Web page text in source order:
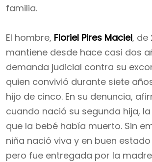
familia.
El hombre, Floriel Pires Maciel, de
mantiene desde hace casi dos
demanda judicial contra su
quien convivió durante siete
hijo de cinco. En su denuncia,
cuando nació su segunda hija,
que la bebé había muerto. Sin
niña nació viva y en buen
pero fue entregada por la